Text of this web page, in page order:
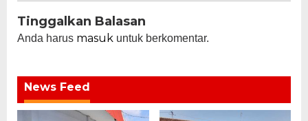
Tinggalkan Balasan
Anda harus masuk untuk berkomentar.
News Feed